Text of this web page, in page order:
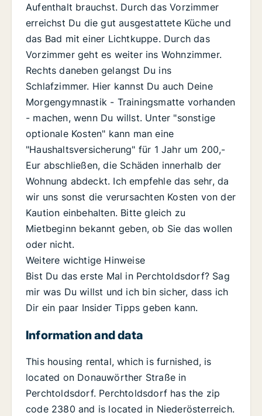
Aufenthalt brauchst. Durch das Vorzimmer
erreichst Du die gut ausgestattete Küche und
das Bad mit einer Lichtkuppe. Durch das
Vorzimmer geht es weiter ins Wohnzimmer.
Rechts daneben gelangst Du ins
Schlafzimmer. Hier kannst Du auch Deine
Morgengymnastik - Trainingsmatte vorhanden
- machen, wenn Du willst. Unter "sonstige
optionale Kosten" kann man eine
"Haushaltsversicherung" für 1 Jahr um 200,-
Eur abschließen, die Schäden innerhalb der
Wohnung abdeckt. Ich empfehle das sehr, da
wir uns sonst die verursachten Kosten von der
Kaution einbehalten. Bitte gleich zu
Mietbeginn bekannt geben, ob Sie das wollen
oder nicht.
Weitere wichtige Hinweise
Bist Du das erste Mal in Perchtoldsdorf? Sag
mir was Du willst und ich bin sicher, dass ich
Dir ein paar Insider Tipps geben kann.
Information and data
This housing rental, which is furnished, is
located on Donauwörther Straße in
Perchtoldsdorf. Perchtoldsdorf has the zip
code 2380 and is located in Niederösterreich.